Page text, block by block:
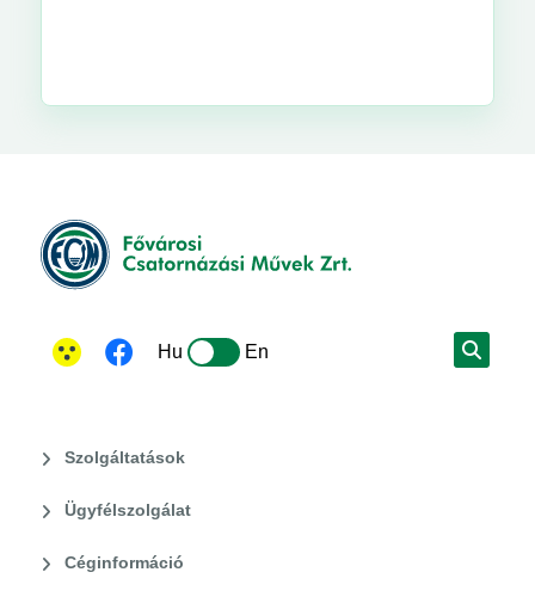
Hu En
Szolgáltatások
Ügyfélszolgálat
Céginformáció